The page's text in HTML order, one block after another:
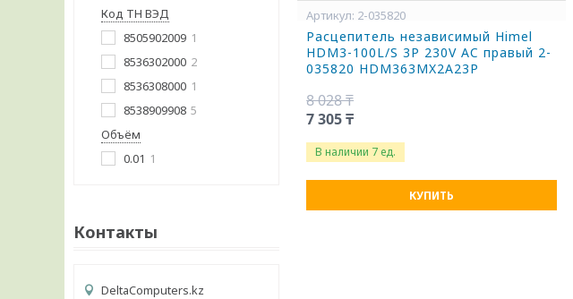
Код ТН ВЭД
8505902009 1
8536302000 2
8536308000 1
8538909908 5
Объём
0.01 1
Контакты
DeltaComputers.kz
2-035820
Расцепитель независимый Himel
HDM3-100L/S 3P 230V AC правый 2-
035820 HDM363MX2A23P
8 028 ₸
7 305 ₸
В наличии 7 ед.
КУПИТЬ